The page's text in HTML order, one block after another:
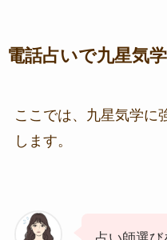
電話占いで九星気
ここでは、九星気学に
します。